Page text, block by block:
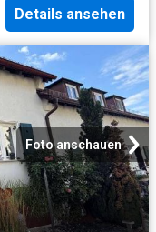
Details ansehen
Foto anschauen